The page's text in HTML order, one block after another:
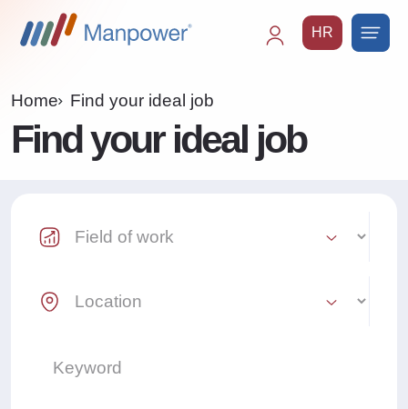
HR
Home Find your ideal job
Find your ideal job
Industry Select
Location Select